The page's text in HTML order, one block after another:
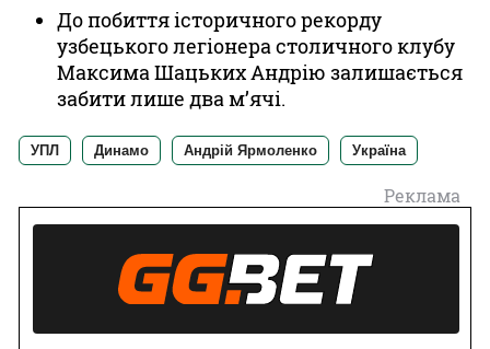
До побиття історичного рекорду
узбецького легіонера столичного клубу
Максима Шацьких Андрію залишається
забити лише два м’ячі.
УПЛ Динамо Андрій Ярмоленко Україна
Реклама